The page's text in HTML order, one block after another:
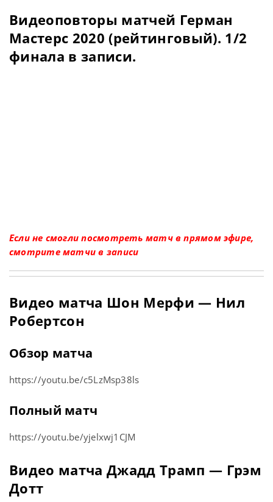
Видеоповторы матчей Герман
Мастерс 2020 (рейтинговый). 1/2
финала в записи.
Если не смогли посмотреть матч в прямом эфире,
смотрите матчи в записи
Видео матча Шон Мерфи — Нил
Робертсон
Обзор матча
https://youtu.be/c5LzMsp38ls
Полный матч
https://youtu.be/yjelxwj1CJM
Видео матча Джадд Трамп — Грэм
Дотт